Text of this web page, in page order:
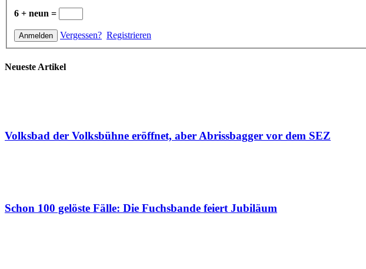
6 + neun =
Vergessen? Registrieren
Neueste Artikel
Volksbad der Volksbühne eröffnet, aber Abrissbagger vor dem SEZ
Schon 100 gelöste Fälle: Die Fuchsbande feiert Jubiläum